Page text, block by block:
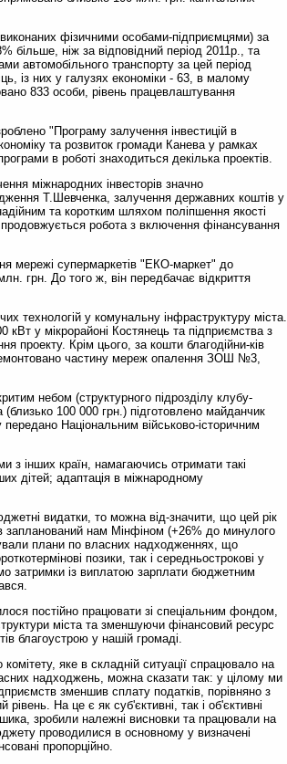
фізичними особами-підприємцями) за
більше, ніж за відповідний період 2011р., та
автомобільного транспорту за цей період
із них у галузях економіки - 63, в малому
833 особи, рівень працевлаштування
"Програму залучення інвестицій в
та розвиток громади Канева у рамках
в роботі знаходиться декілька проектів.
міжнародних інвесторів значно
Т.Шевченка, залучення державних коштів у
та коротким шляхом поліпшення якості
продовжується робота з включення фінансування
мережі супермаркетів "ЕКО-маркет" до
грн. До того ж, він передбачає відкриття
технологій у комунальну інфраструктуру міста.
у мікрорайоні Костянець та підприємства з
проекту. Крім цього, за кошти благодійни-ків
частину мереж опалення ЗОШ №3,
небом (структурного підрозділу клубу-
100 000 грн.) підготовлено майданчик
Національним військово-історичним
з інших країн, намагаючись отримати такі
дітей; адаптація в міжнародному
видатки, то можна від-значити, що цей рік
запланований нам Мінфіном (+26% до минулого
плани по власних надходженнях, що
позики, так і середньострокові у
затримки із виплатою зарплати бюджетним
постійно працювати зі спеціальним фондом,
міста та зменшуючи фінансовий ресурс
благоустрою у нашій громаді.
яке в складній ситуації спрацювало на
надходжень, можна сказати так: у цілому ми
зменшив сплату податків, порівняно з
На це є як суб'єктивні, так і об'єктивні
зробили належні висновки та працювали на
проводилися в основному у визначені
пропорційно.